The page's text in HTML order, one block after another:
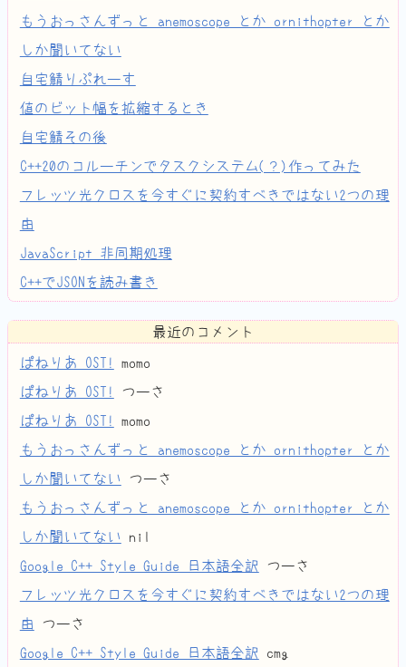
もうおっさんずっと anemoscope とか ornithopter とか
しか聞いてない
自宅鯖りぷれーす
値のビット幅を拡縮するとき
自宅鯖その後
C++20のコルーチンでタスクシステム(？)作ってみた
フレッツ光クロスを今すぐに契約すべきではない2つの理
由
JavaScript 非同期処理
C++でJSONを読み書き
最近のコメント
ぱねりあ OST!
momo
ぱねりあ OST!
つーさ
ぱねりあ OST!
momo
もうおっさんずっと anemoscope とか ornithopter とか
しか聞いてない
つーさ
もうおっさんずっと anemoscope とか ornithopter とか
しか聞いてない
nil
Google C++ Style Guide 日本語全訳
つーさ
フレッツ光クロスを今すぐに契約すべきではない2つの理
由
つーさ
Google C++ Style Guide 日本語全訳
cmg